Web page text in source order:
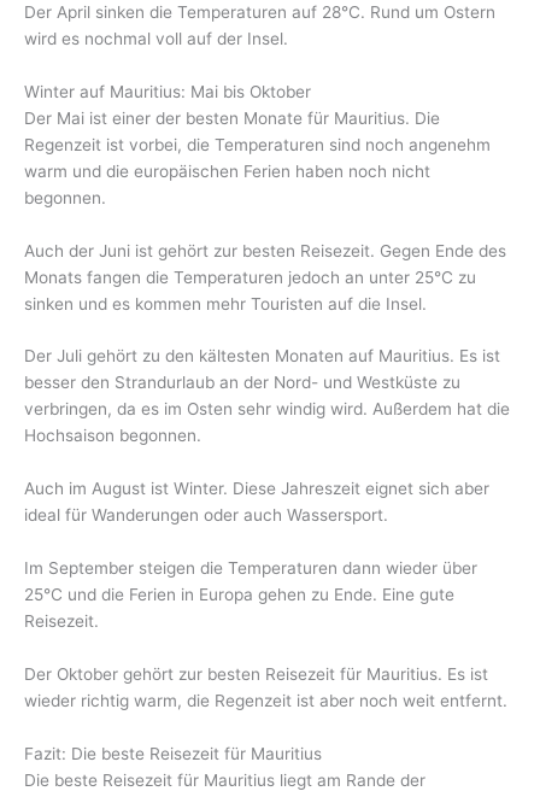
Der April sinken die Temperaturen auf 28°C. Rund um Ostern
wird es nochmal voll auf der Insel.
Winter auf Mauritius: Mai bis Oktober
Der Mai ist einer der besten Monate für Mauritius. Die
Regenzeit ist vorbei, die Temperaturen sind noch angenehm
warm und die europäischen Ferien haben noch nicht
begonnen.
Auch der Juni ist gehört zur besten Reisezeit. Gegen Ende des
Monats fangen die Temperaturen jedoch an unter 25°C zu
sinken und es kommen mehr Touristen auf die Insel.
Der Juli gehört zu den kältesten Monaten auf Mauritius. Es ist
besser den Strandurlaub an der Nord- und Westküste zu
verbringen, da es im Osten sehr windig wird. Außerdem hat die
Hochsaison begonnen.
Auch im August ist Winter. Diese Jahreszeit eignet sich aber
ideal für Wanderungen oder auch Wassersport.
Im September steigen die Temperaturen dann wieder über
25°C und die Ferien in Europa gehen zu Ende. Eine gute
Reisezeit.
Der Oktober gehört zur besten Reisezeit für Mauritius. Es ist
wieder richtig warm, die Regenzeit ist aber noch weit entfernt.
Fazit: Die beste Reisezeit für Mauritius
Die beste Reisezeit für Mauritius liegt am Rande der